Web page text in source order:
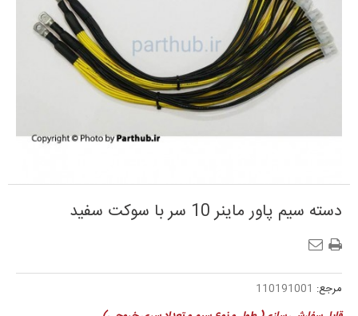
دسته سیم پاور ماینر 10 سر با سوکت سفید
مرجع: 110191001